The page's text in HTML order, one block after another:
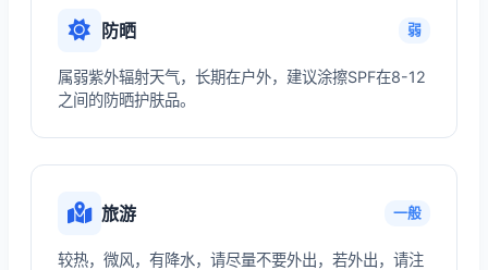
防晒 弱
属弱紫外辐射天气，长期在户外，建议涂擦SPF在8-12
之间的防晒护肤品。
旅游 一般
较热，微风，有降水，请尽量不要外出，若外出，请注